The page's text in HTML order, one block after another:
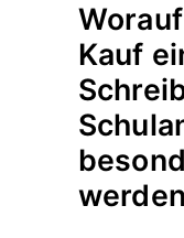
Kauf